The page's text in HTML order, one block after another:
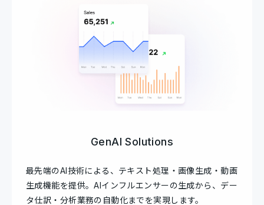
GenAI Solutions
最先端のAI技術による、テキスト処理・画像生成・動画
生成機能を提供。AIインフルエンサーの生成から、デー
タ仕訳・分析業務の自動化までを実現します。